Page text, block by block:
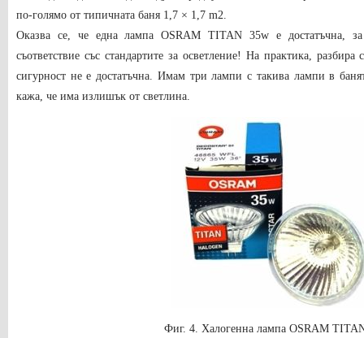
по-голямо от типичната баня 1,7 × 1,7 m2.
Оказва се, че една лампа OSRAM TITAN 35w е достатъчна,
съответствие със стандартите за осветление! На практика,
сигурност не е достатъчна. Имам три лампи с такива лампи в
кажа, че има излишък от светлина.
Фиг. 4. Халогенна лампа OSRAM